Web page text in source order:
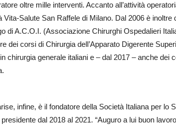
oltre mille interventi. Accanto all’attività
Vita-Salute San Raffele di Milano. Dal 2006 è
di A.C.O.I. (Associazione Chirurghi Ospedalieri
dei corsi di Chirurgia dell’Apparato Digerente
chirurgia generale italiani e – dal 2017 – anche dei
infine, è il fondatore della Società Italiana per lo
dal 2018 al 2021. “Auguro a lui buon